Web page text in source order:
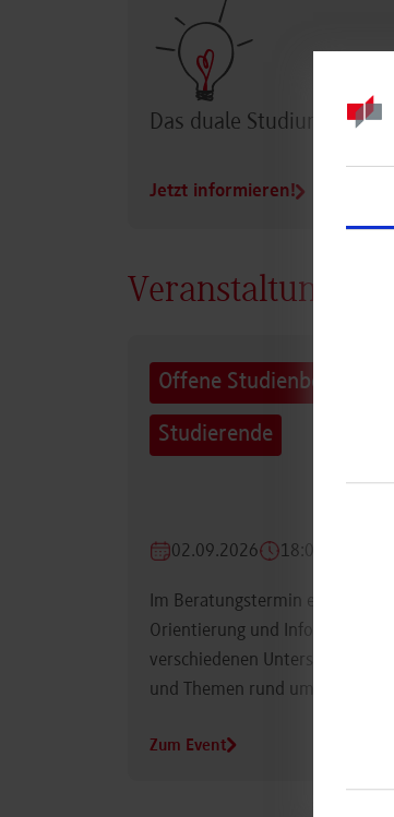
Das duale Studium im
Jetzt informieren!
Veranstaltungen
Offene Studienberatung
Studierende
02.09.2026 18:00 Uhr
Im Beratungstermin erhalten
Orientierung und
verschiedenen
und Themen rund um das
Zum Event